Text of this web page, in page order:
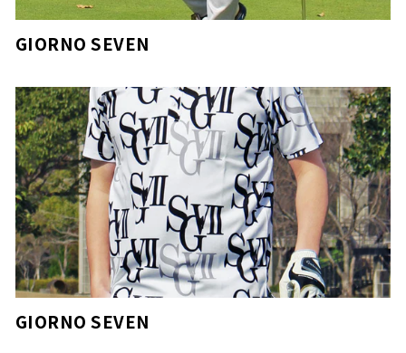
GIORNO SEVEN
GIORNO SEVEN